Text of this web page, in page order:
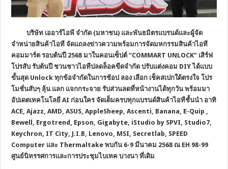
บริษัท เออาร์ไอพี จำกัด (มหาชน) และพันธมิตรแบรนด์และผู้จัด
จำหน่ายสินค้าไอที จัดแถลงข่าวความพร้อมการจัดมหกรรมสินค้าไอที
คอมมาร์ต รอบต้นปี 2568 มาในคอนเซ็ปต์ “COMMART UNLOCK” เสิร์ฟ
โปรสับ รับต้นปี ชวนชาวไอทีปลดล็อคขีดจำกัด ปรับแต่งคอม DIY ได้แบบ
ขั้นสุด Unlock ทุกข้อจำกัดในการช้อป ลอง เลือก เช็คสเปกใด้ตรงใจ โปร
โมชั่นสับๆ ลุ้น แลก แจกกระจาย รับส่วนลดที่หน้างานได้ทุกวัน พร้อมมา
อัปเดตเทคโนโลยี AI ก่อนใคร จัดเต็มครบทุกแบรนด์สินค้าไอทีชั้นนำ อาทิ
ACE, Ajazz, AMD, ASUS, AppleSheep, Ascenti, Banana, E-Quip ,
Bewell, Ergotrend, Epson, Gigabyte, iStudio by SPVI, Studio7,
Keychron, IT City, J.I.B, Lenovo, MSI, Secretlab, SPEED
Computer และ Thermaltake พบกัน 6-9 มีนาคม 2568 ณ EH 98-99
ศูนย์นิทรรศการและการประชุมไบเทค บางนา ที่เดิม